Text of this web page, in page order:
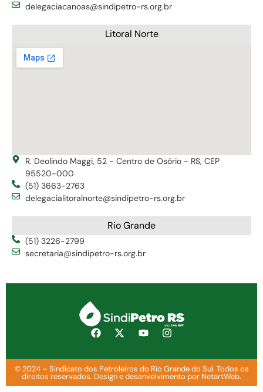
delegaciacanoas@sindipetro-rs.org.br
Litoral Norte
R. Deolindo Maggi, 52 - Centro de Osório - RS, CEP
95520-000
(51) 3663-2763
delegacialitoralnorte@sindipetro-rs.org.br
Rio Grande
(51) 3226-2799
secretaria@sindipetro-rs.org.br
© 2024 – Sindicato dos Petroleiros do Rio Grande do Sul. Todos os
direitos reservados. Design e desenvolvimento por NetartWeb.